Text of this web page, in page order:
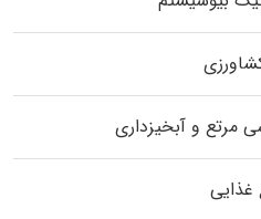
مرتع و آبخیزداری
غذایی